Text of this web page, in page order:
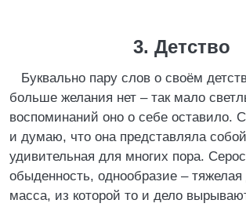
3. Детство
Буквально пару слов о своём
больше желания нет – так мало
воспоминаний оно о себе оставило.
и думаю, что она представляла
удивительная для многих пора.
обыденность, однообразие –
масса, из которой то и дело